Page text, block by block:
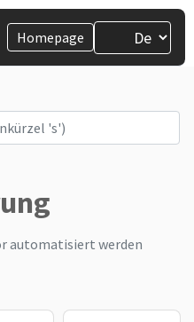
Homepage
automatisiert werden